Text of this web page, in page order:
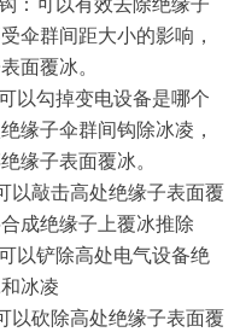
伞群间距大小的影响，
面覆冰。
勾掉变电设备是哪个
缘子伞群间钩除冰凌，
缘子表面覆冰。
敲击高处绝缘子表面覆
成绝缘子上覆冰推除
铲除高处电气设备绝
冰凌
砍除高处绝缘子表面覆